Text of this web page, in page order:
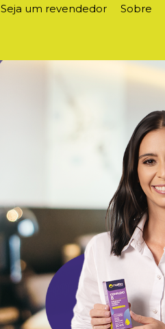
Seja um revendedor Sobre